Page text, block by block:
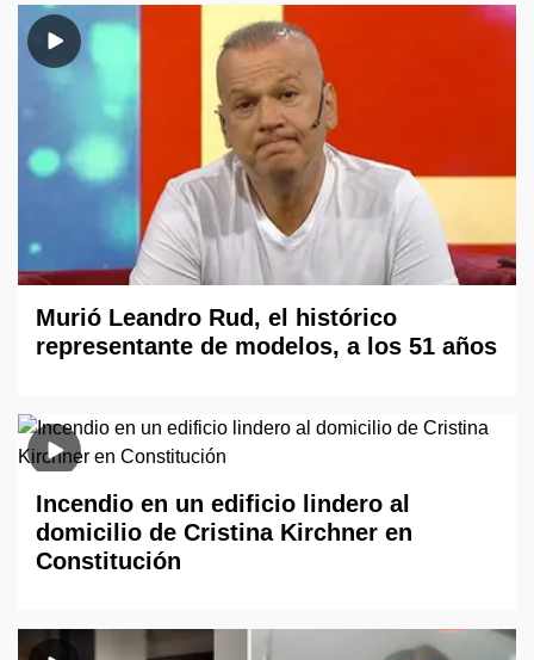
Murió Leandro Rud, el histórico
representante de modelos, a los 51 años
Incendio en un edificio lindero al
domicilio de Cristina Kirchner en
Constitución